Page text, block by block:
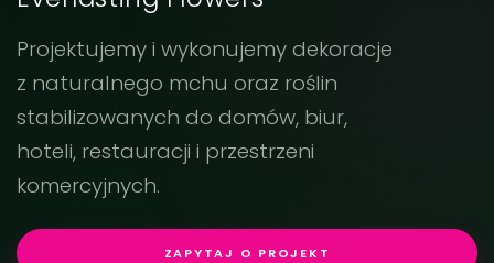
Projektujemy i wykonujemy dekoracje
z naturalnego mchu oraz roślin
stabilizowanych do domów, biur,
hoteli, restauracji i przestrzeni
komercyjnych.
ZAPYTAJ O PROJEKT